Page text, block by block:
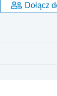
Dołącz